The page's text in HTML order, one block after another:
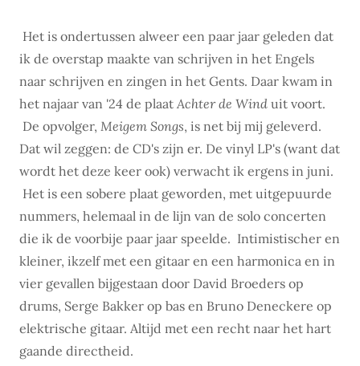
Het is ondertussen alweer een paar jaar geleden dat
ik de overstap maakte van schrijven in het Engels
naar schrijven en zingen in het Gents. Daar kwam in
het najaar van '24 de plaat Achter de Wind uit voort.
De opvolger, Meigem Songs, is net bij mij geleverd.
Dat wil zeggen: de CD's zijn er. De vinyl LP's (want dat
wordt het deze keer ook) verwacht ik ergens in juni.
Het is een sobere plaat geworden, met uitgepuurde
nummers, helemaal in de lijn van de solo concerten
die ik de voorbije paar jaar speelde. Intimistischer en
kleiner, ikzelf met een gitaar en een harmonica en in
vier gevallen bijgestaan door David Broeders op
drums, Serge Bakker op bas en Bruno Deneckere op
elektrische gitaar. Altijd met een recht naar het hart
gaande directheid.